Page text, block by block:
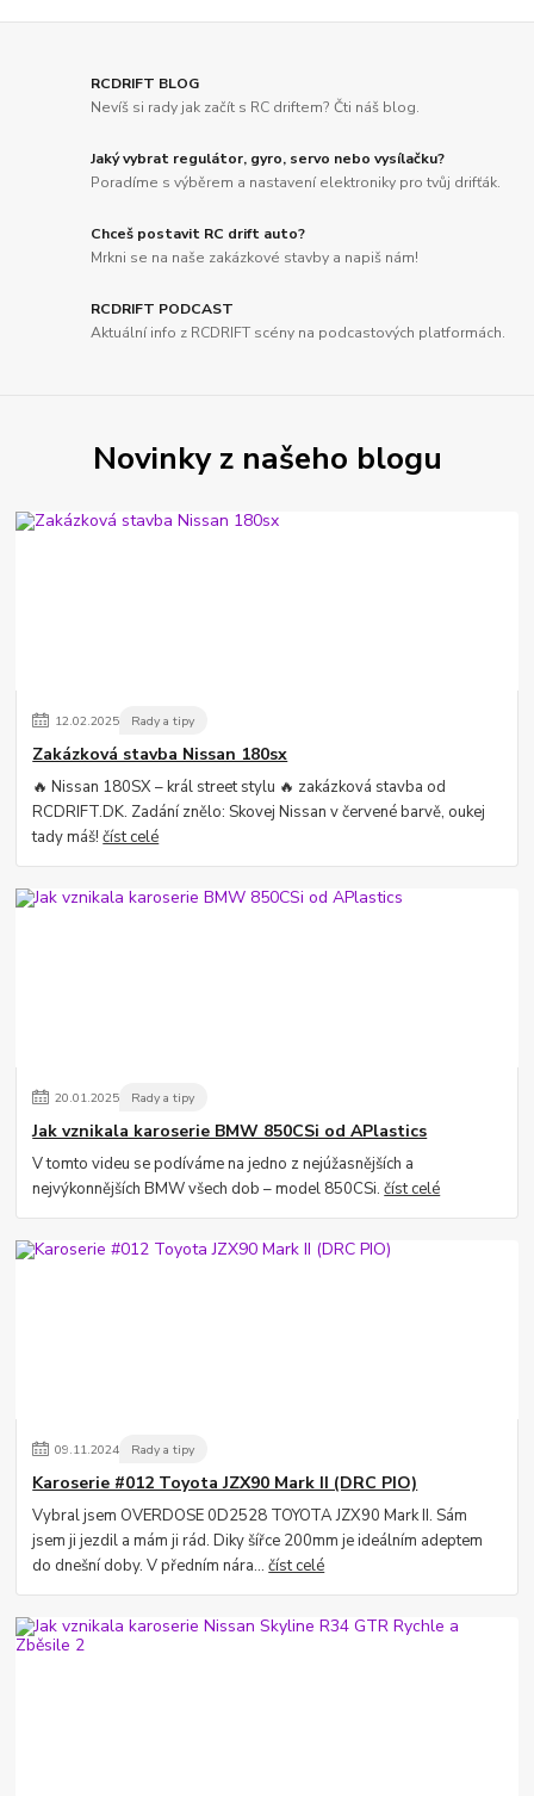
RCDRIFT BLOG
Nevíš si rady jak začít s RC driftem? Čti náš blog.
Jaký vybrat regulátor, gyro, servo nebo vysílačku?
Poradíme s výběrem a nastavení elektroniky pro tvůj drifťák.
Chceš postavit RC drift auto?
Mrkni se na naše zakázkové stavby a napiš nám!
RCDRIFT PODCAST
Aktuální info z RCDRIFT scény na podcastových platformách.
Novinky z našeho blogu
12.02.2025 Rady a tipy
Zakázková stavba Nissan 180sx
🔥 Nissan 180SX – král street stylu 🔥 zakázková stavba od
RCDRIFT.DK. Zadání znělo: Skovej Nissan v červené barvě, oukej
tady máš!číst celé
20.01.2025 Rady a tipy
Jak vznikala karoserie BMW 850CSi od APlastics
V tomto videu se podíváme na jedno z nejúžasnějších a
nejvýkonnějších BMW všech dob – model 850CSi.číst celé
09.11.2024 Rady a tipy
Karoserie #012 Toyota JZX90 Mark II (DRC PIO)
Vybral jsem OVERDOSE 0D2528 TOYOTA JZX90 Mark II. Sám
jsem ji jezdil a mám ji rád. Diky šířce 200mm je ideálním adeptem
do dnešní doby. V předním nára...číst celé